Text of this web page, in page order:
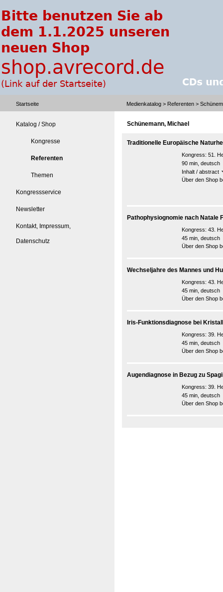
Startseite Medienkatalog > Referenten >
Katalog / Shop
Kongresse
Referenten
Themen
Kongressservice
Newsletter
Kontakt, Impressum,
Datenschutz
Schünemann, Michael
Traditionelle Europäische
Kongress: 51.
90 min, deutsch
Inhalt / abstract
Über den Shop
Pathophysiognomie nach Natale
Kongress: 43.
45 min, deutsch
Über den Shop
Wechseljahre des Mannes und
Kongress: 43.
45 min, deutsch
Über den Shop
Iris-Funktionsdiagnose bei
Kongress: 39.
45 min, deutsch
Über den Shop
Augendiagnose in Bezug zu
Kongress: 39.
45 min, deutsch
Über den Shop